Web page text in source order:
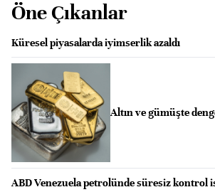
Öne Çıkanlar
Küresel piyasalarda iyimserlik azaldı
Altın ve gümüşte
ABD Venezuela petrolünde süresiz kontrol